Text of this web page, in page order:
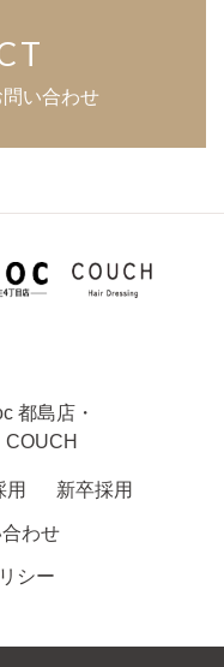
い合わせ
都島店 ・
COUCH
用 新卒採用
わせ
シー